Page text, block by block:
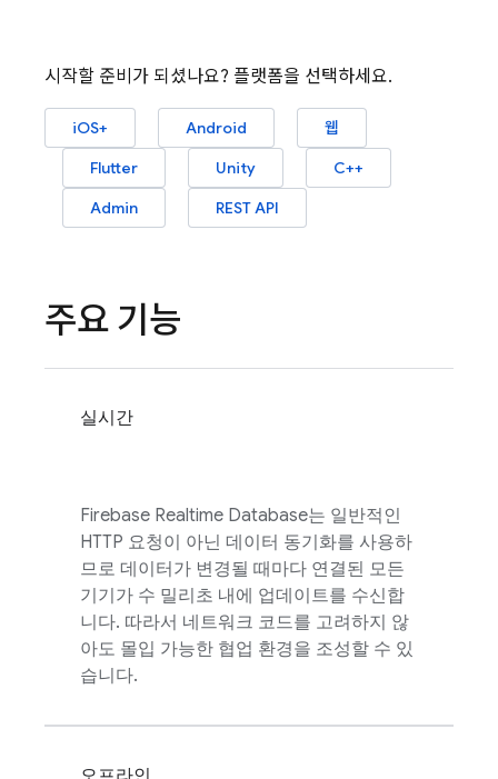
시작할 준비가 되셨나요? 플랫폼을 선택하세요.
iOS+ Android
웹
Flutter
Unity
C++
Admin
REST API
주요 기능
실시간
Firebase Realtime Database는 일반적인
HTTP 요청이 아닌 데이터 동기화를 사용하
므로 데이터가 변경될 때마다 연결된 모든
기기가 수 밀리초 내에 업데이트를 수신합
니다. 따라서 네트워크 코드를 고려하지 않
아도 몰입 가능한 협업 환경을 조성할 수 있
습니다.